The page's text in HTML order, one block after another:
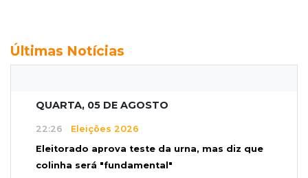
Últimas Notícias
QUARTA, 05 DE AGOSTO
22:26 Eleições 2026
Eleitorado aprova teste da urna, mas diz que
colinha será "fundamental"